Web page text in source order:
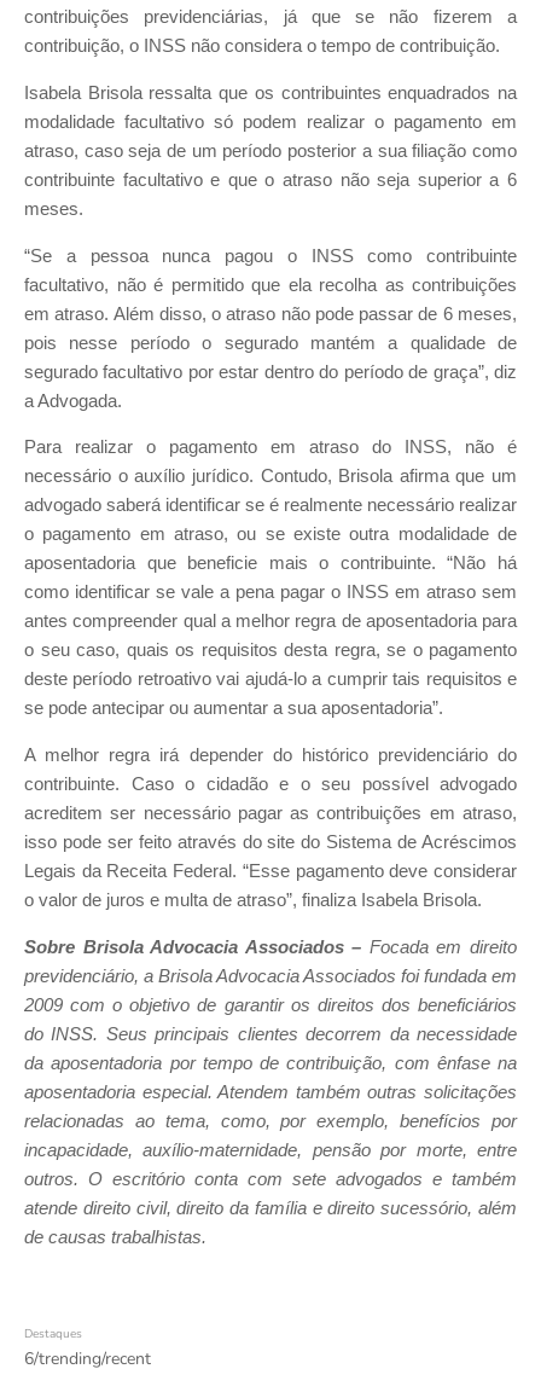
contribuições previdenciárias, já que se não fizerem a
contribuição, o INSS não considera o tempo de contribuição.
Isabela Brisola ressalta que os contribuintes enquadrados na
modalidade facultativo só podem realizar o pagamento em
atraso, caso seja de um período posterior a sua filiação como
contribuinte facultativo e que o atraso não seja superior a 6
meses.
“Se a pessoa nunca pagou o INSS como contribuinte
facultativo, não é permitido que ela recolha as contribuições
em atraso. Além disso, o atraso não pode passar de 6 meses,
pois nesse período o segurado mantém a qualidade de
segurado facultativo por estar dentro do período de graça”, diz
a Advogada.
Para realizar o pagamento em atraso do INSS, não é
necessário o auxílio jurídico. Contudo, Brisola afirma que um
advogado saberá identificar se é realmente necessário realizar
o pagamento em atraso, ou se existe outra modalidade de
aposentadoria que beneficie mais o contribuinte. “Não há
como identificar se vale a pena pagar o INSS em atraso sem
antes compreender qual a melhor regra de aposentadoria para
o seu caso, quais os requisitos desta regra, se o pagamento
deste período retroativo vai ajudá-lo a cumprir tais requisitos e
se pode antecipar ou aumentar a sua aposentadoria”.
A melhor regra irá depender do histórico previdenciário do
contribuinte. Caso o cidadão e o seu possível advogado
acreditem ser necessário pagar as contribuições em atraso,
isso pode ser feito através do site do Sistema de Acréscimos
Legais da Receita Federal. “Esse pagamento deve considerar
o valor de juros e multa de atraso”, finaliza Isabela Brisola.
Sobre Brisola Advocacia Associados – Focada em direito
previdenciário, a Brisola Advocacia Associados foi fundada em
2009 com o objetivo de garantir os direitos dos beneficiários
do INSS. Seus principais clientes decorrem da necessidade
da aposentadoria por tempo de contribuição, com ênfase na
aposentadoria especial. Atendem também outras solicitações
relacionadas ao tema, como, por exemplo, benefícios por
incapacidade, auxílio-maternidade, pensão por morte, entre
outros. O escritório conta com sete advogados e também
atende direito civil, direito da família e direito sucessório, além
de causas trabalhistas.
Destaques
6/trending/recent